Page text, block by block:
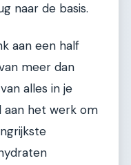
naar de basis.
aan een half
meer dan
alles in je
aan het werk om